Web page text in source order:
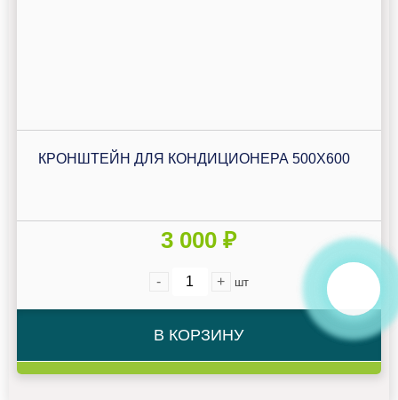
КРОНШТЕЙН ДЛЯ КОНДИЦИОНЕРА 500Х600
3 000 ₽
- + шт
В КОРЗИНУ